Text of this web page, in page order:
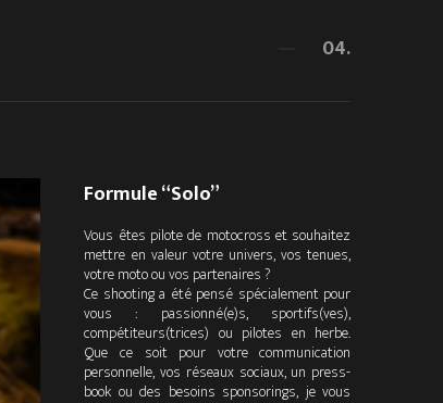
04.
Formule “Solo”
Vous êtes pilote de motocross et souhaitez
mettre en valeur votre univers, vos tenues,
votre moto ou vos partenaires ?
Ce shooting a été pensé spécialement pour
vous : passionné(e)s, sportifs(ves),
compétiteurs(trices) ou pilotes en herbe.
Que ce soit pour votre communication
personnelle, vos réseaux sociaux, un press-
book ou des besoins sponsorings, je vous